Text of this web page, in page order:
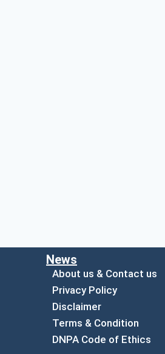
News
About us & Contact us
Privacy Policy
Disclaimer
Terms & Condition
DNPA Code of Ethics